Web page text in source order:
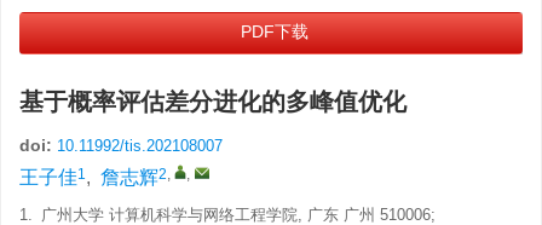
PDF下载
基于概率评估差分进化的多峰值优化
doi: 10.11992/tis.202108007
王子佳1, 詹志辉2, ,
1. 广州大学 计算机科学与网络工程学院, 广东 广州 510006;